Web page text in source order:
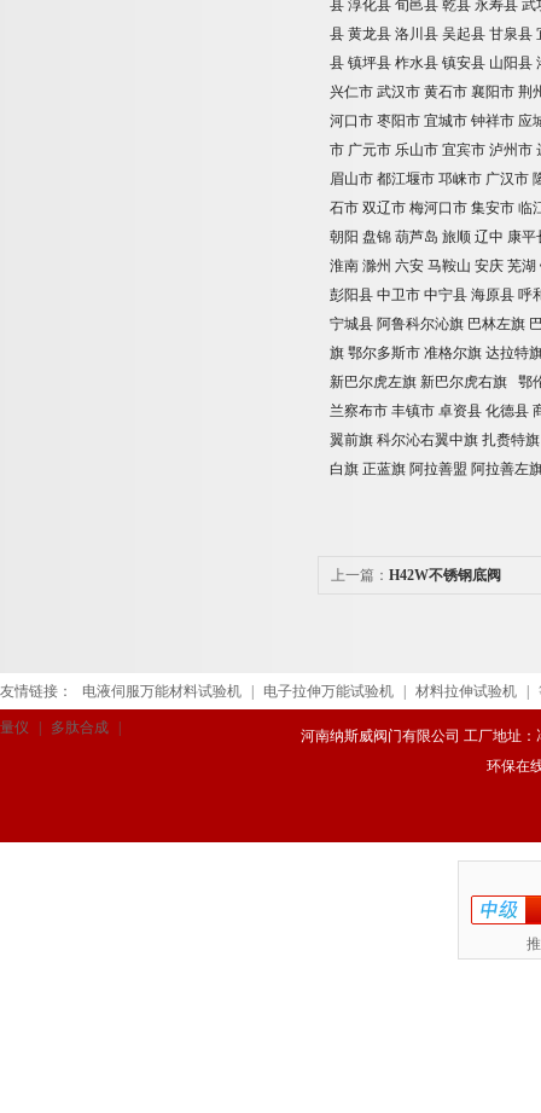
县 淳化县 旬邑县 乾县 永寿县 武
县 黄龙县 洛川县 吴起县 甘泉县
县 镇坪县 柞水县 镇安县 山阳县
兴仁市 武汉市 黄石市 襄阳市 荆
河口市 枣阳市 宜城市 钟祥市 应
市 广元市 乐山市 宜宾市 泸州市
眉山市 都江堰市 邛崃市 广汉市
石市 双辽市 梅河口市 集安市 临
朝阳 盘锦 葫芦岛 旅顺 辽中 康平
淮南 滁州 六安 马鞍山 安庆 芜湖
彭阳县 中卫市 中宁县 海原县 呼
宁城县 阿鲁科尔沁旗 巴林左旗
旗 鄂尔多斯市 准格尔旗 达拉特
新巴尔虎左旗 新巴尔虎右旗
鄂
兰察布市 丰镇市 卓资县 化德县
翼前旗 科尔沁右翼中旗 扎赉特旗
白旗 正蓝旗 阿拉善盟 阿拉善左
上一篇： H42W不锈钢底阀
友情链接： 电液伺服万能材料试验机 电子拉伸万能试验机 材料拉伸试验机
量仪 多肽合成
河南纳斯威阀门有限公司 工厂地址：
环保在